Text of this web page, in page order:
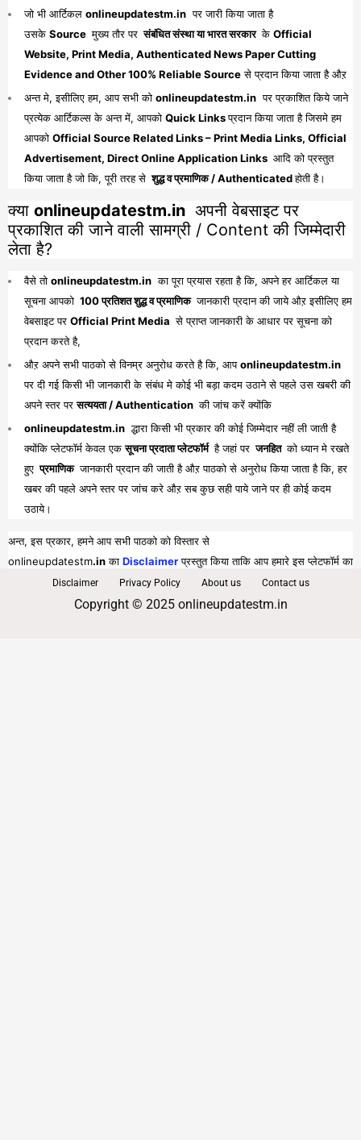
जो भी आर्टिकल onlineupdatestm.in पर जारी किया जाता है
उसके Source मुख्य तौर पर संबंधित संस्था या भारत सरकार के Official
Website, Print Media, Authenticated News Paper Cutting
Evidence and Other 100% Reliable Sourceसे प्रदान किया जाता है औऱ
अन्त मे, इसीलिए हम, आप सभी को onlineupdatestm.in पर प्रकाशित किये जाने
प्रत्येक आर्टिकल्स के अन्त में, आपको Quick Linksप्रदान किया जाता है जिसमे हम
आपको Official Source Related Links – Print Media Links, Official
Advertisement, Direct Online Application Links आदि को प्रस्तुत
किया जाता है जो कि, पूरी तरह से शुद्ध व प्रमाणिक / Authenticatedहोती है।
क्या onlineupdatestm.in अपनी वेबसाइट पर
प्रकाशित की जाने वाली सामग्री / Content की जिम्मेदारी
लेता है?
वैसे तो onlineupdatestm.in का पूरा प्रयास रहता है कि, अपने हर आर्टिकल या
सूचना आपको 100 प्रतिशत शुद्ध व प्रमाणिक जानकारी प्रदान की जाये औऱ इसीलिए हम
वेबसाइट पर Official Print Media से प्राप्त जानकारी के आधार पर सूचना को
प्रदान करते है,
औऱ अपने सभी पाठको से विनम्र अनुरोध करते है कि, आपonlineupdatestm.in
पर दी गई किसी भी जानकारी के संबंध मे कोई भी बड़ा कदम उठाने से पहले उस खबरी की
अपने स्तर परसत्ययता / Authentication की जांच करें क्योंकि
onlineupdatestm.in द्धारा किसी भी प्रकार की कोई जिम्मेदार नहीं ली जाती है
क्योंकि प्लेटफॉर्म केवल एकसूचना प्रदाता प्लेटफॉर्म है जहां पर जनहित को ध्यान मे रखते
हुए प्रमाणिक जानकारी प्रदान की जाती है औऱ पाठको से अनुरोध किया जाता है कि, हर
खबर की पहले अपने स्तर पर जांच करे औऱ सब कुछ सही पाये जाने पर ही कोई कदम
उठाये।
अन्त, इस प्रकार, हमने आप सभी पाठको को विस्तार से
onlineupdatestm.inका Disclaimerप्रस्तुत किया ताकि आप हमारे इस प्लेटफॉर्म का
पूरा व भरपूर लाभ प्राप्त कर सकें।
Disclaimer Privacy Policy About us Contact us
Copyright © 2025 onlineupdatestm.in